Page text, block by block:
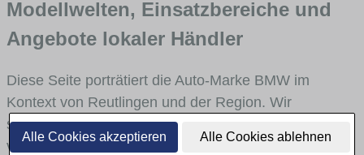
Alle Cookies akzeptieren Alle Cookies ablehnen
Modellwelten, Einsatzbereiche und
Angebote lokaler Händler
Diese Seite porträtiert die Auto-Marke BMW im
Kontext von Reutlingen und der Region. Wir
skizzieren, in welchen Fahrzeugklassen BMW stark
vertreten ist, welche Modellreihen häufig im Stadt-